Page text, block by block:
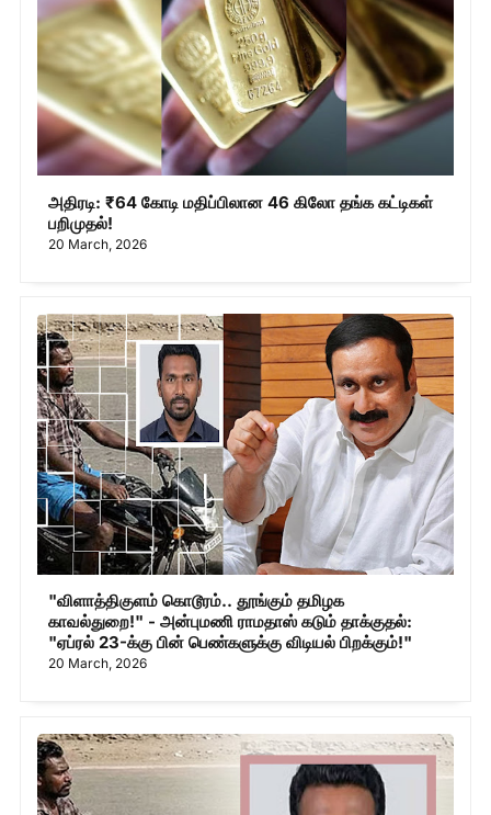
அதிரடி: ₹64 கோடி மதிப்பிலான 46 கிலோ தங்க கட்டிகள்
பறிமுதல்!
20 March, 2026
"விளாத்திகுளம் கொடூரம்.. தூங்கும் தமிழக
காவல்துறை!" - அன்புமணி ராமதாஸ் கடும் தாக்குதல்:
"ஏப்ரல் 23-க்கு பின் பெண்களுக்கு விடியல் பிறக்கும்!"
20 March, 2026